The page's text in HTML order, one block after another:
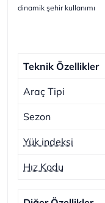
dinamik şehir kullanımı
Teknik Özellikler
Araç Tipi
Sezon
Yük indeksi
Hız Kodu